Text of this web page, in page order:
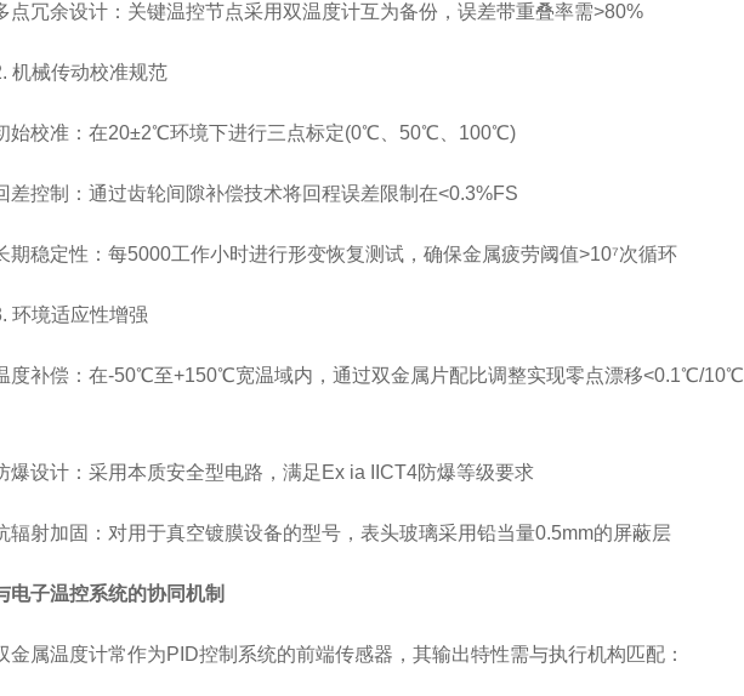
余设计：关键温控节点采用双温度计互为备份，误差带重叠率需>80%
械传动校准规范
校准：在20±2℃环境下进行三点标定(0℃、50℃、100℃)
制：通过齿轮间隙补偿技术将回程误差限制在<0.3%FS
定性：每5000工作小时进行形变恢复测试，确保金属疲劳阈值>10⁷次循环
境适应性增强
补偿：在-50℃至+150℃宽温域内，通过双金属片配比调整实现零点漂移<0.1℃/10℃
计：采用本质安全型电路，满足Ex ia IICT4防爆等级要求
加固：对用于真空镀膜设备的型号，表头玻璃采用铅当量0.5mm的屏蔽层
电子温控系统的协同机制
温度计常作为PID控制系统的前端传感器，其输出特性需与执行机构匹配：